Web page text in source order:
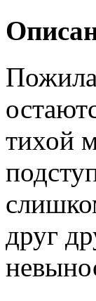
тихой
друг